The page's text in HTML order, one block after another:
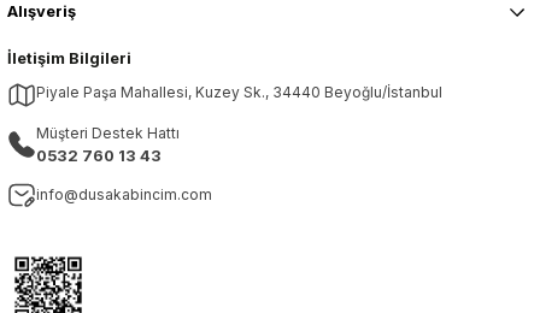
İletişim Bilgileri
Piyale Paşa Mahallesi, Kuzey Sk., 34440 Beyoğlu/İstanbul
Müşteri Destek Hattı
0532 760 13 43
info@dusakabincim.com
Alışveriş